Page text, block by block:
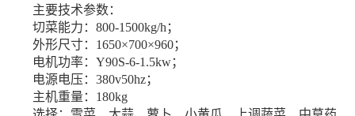
主要技术参数：
切菜能力：800-1500kg/h；
外形尺寸：1650×700×960；
电机功率：Y90S-6-1.5kw；
电源电压：380v50hz；
主机重量：180kg